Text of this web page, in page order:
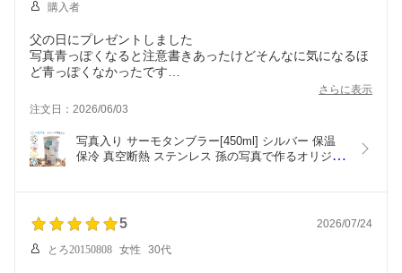
購入者
父の日にプレゼントしました
写真青っぽくなると注意書きあったけどそんなに気になるほ
ど青っぽくなかったです
さらに表示
注文日：2026/06/03
写真入り サーモタンブラー[450ml] シルバー 保温
保冷 真空断熱 ステンレス 孫の写真で作るオリジナ
5 2026/07/24
とろ20150808 女性 30代